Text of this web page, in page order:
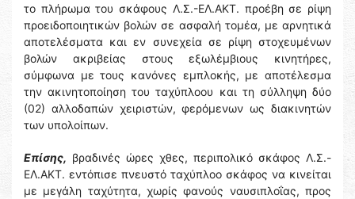
το πλήρωμα του σκάφους Λ.Σ.-ΕΛ.ΑΚΤ. προέβη σε ρίψη
προειδοποιητικών βολών σε ασφαλή τομέα, με αρνητικά
αποτελέσματα και εν συνεχεία σε ρίψη στοχευμένων
βολών ακριβείας στους εξωλέμβιους κινητήρες,
σύμφωνα με τους κανόνες εμπλοκής, με αποτέλεσμα
την ακινητοποίηση του ταχύπλοου και τη σύλληψη δύο
(02) αλλοδαπών χειριστών, φερόμενων ως διακινητών
των υπολοίπων.
Επίσης, βραδινές ώρες χθες, περιπολικό σκάφος Λ.Σ.-
ΕΛ.ΑΚΤ. εντόπισε πνευστό ταχύπλοο σκάφος να κινείται
με μεγάλη ταχύτητα, χωρίς φανούς ναυσιπλοΐας, προς